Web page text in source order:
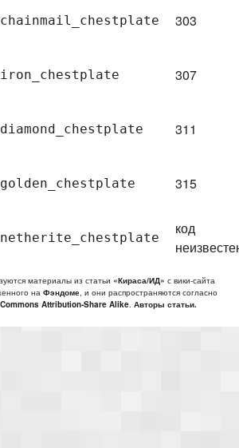
chainmail_chestplate 303
iron_chestplate 307
diamond_chestplate 311
golden_chestplate 315
netherite_chestplate
код
материалы из статьи «Кираса/ИД» с вики-сайта
на Фэндоме, и они распространяются согласно
Attribution-Share Alike. Авторы статьи.